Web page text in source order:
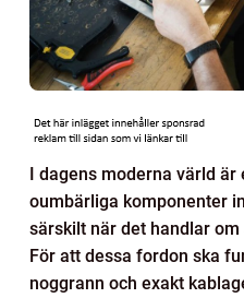
I dagens moderna värld är
oumbärliga komponenter
särskilt när det handlar
För att dessa fordon ska
noggrann och exakt